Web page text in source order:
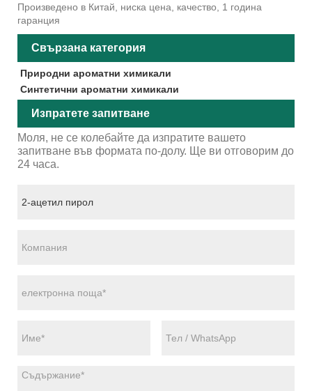
Произведено в Китай, ниска цена, качество, 1 година
гаранция
Свързана категория
Природни ароматни химикали
Синтетични ароматни химикали
Изпратете запитване
Моля, не се колебайте да изпратите вашето
запитване във формата по-долу. Ще ви отговорим до
24 часа.